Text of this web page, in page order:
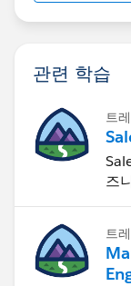
관련 학습
트
즈
트